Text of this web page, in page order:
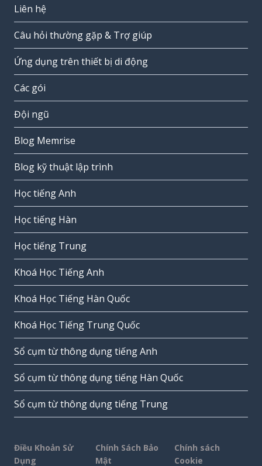
Liên hệ
Câu hỏi thường gặp & Trợ giúp
Ứng dụng trên thiết bị di động
Các gói
Đội ngũ
Blog Memrise
Blog kỹ thuật lập trình
Học tiếng Anh
Học tiếng Hàn
Học tiếng Trung
Khoá Học Tiếng Anh
Khoá Học Tiếng Hàn Quốc
Khoá Học Tiếng Trung Quốc
Sổ cụm từ thông dụng tiếng Anh
Sổ cụm từ thông dụng tiếng Hàn Quốc
Sổ cụm từ thông dụng tiếng Trung
Điều Khoản Sử
Dụng
Chính Sách Bảo
Mật
Chính sách
Cookie